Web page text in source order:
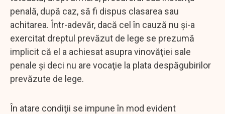
penală, după caz, să fi dispus clasarea sau
achitarea. Într-adevăr, dacă cel în cauză nu şi-a
exercitat dreptul prevăzut de lege se prezumă
implicit că el a achiesat asupra vinovăţiei sale
penale şi deci nu are vocaţie la plata despăgubirilor
prevăzute de lege.
În atare condiţii se impune în mod evident